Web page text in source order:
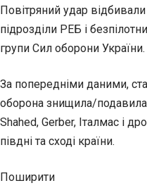
Повітряний удар відбивали
підрозділи РЕБ і
групи Сил оборони України.
За попередніми даними,
оборона знищила/
Shahed, Gerber, Італмас і
півдні та сході країни.
Поширити